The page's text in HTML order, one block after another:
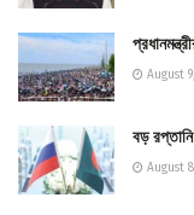
August
বড়
August